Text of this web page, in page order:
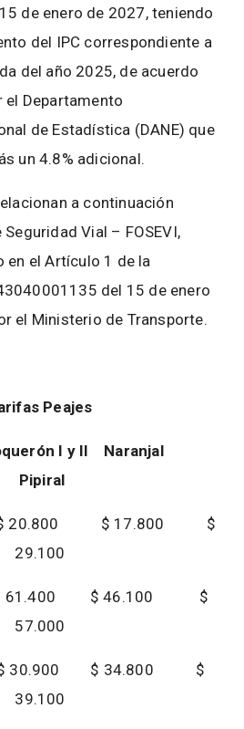
de enero de 2027, teniendo
del IPC correspondiente a
del año 2025, de acuerdo
Departamento
de Estadística (DANE) que
un 4.8% adicional.
a continuación
Vial – FOSEVI,
en el Artículo 1 de la
del 15 de enero
el Ministerio de Transporte.
Peajes
I y II Naranjal
Pipiral
20.800 $ 17.800 $
29.100
61.400 $ 46.100 $
57.000
30.900 $ 34.800 $
39.100